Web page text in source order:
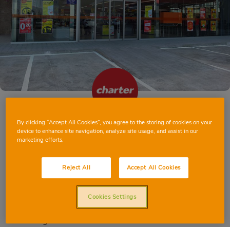
CASTELLAR AVD. JOSÉ LÓPEZ
621406638
Sábado: 09:00-20:30
Domingo: Cerrado
By clicking “Accept All Cookies”, you agree to the storing of cookies on your
device to enhance site navigation, analyze site usage, and assist in our
marketing efforts.
Reject All Accept All Cookies
Cookies Settings